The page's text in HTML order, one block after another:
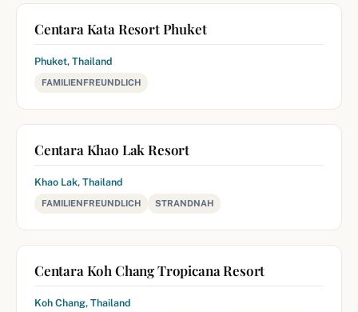
Centara Kata Resort Phuket
Phuket, Thailand
FAMILIENFREUNDLICH
Centara Khao Lak Resort
Khao Lak, Thailand
FAMILIENFREUNDLICH STRANDNAH
Centara Koh Chang Tropicana Resort
Koh Chang, Thailand